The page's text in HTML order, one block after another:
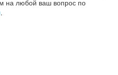
на любой ваш вопрос по
.